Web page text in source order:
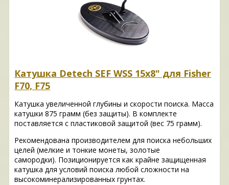
Катушка Detech SEF WSS 15x8" для Fisher
F70, F75
Катушка увеличенной глубины и скорости поиска. Масса
катушки 875 грамм (без защиты). В комплекте
поставляется с пластиковой защитой (вес 75 грамм).
Рекомендована производителем для поиска небольших
целей (мелкие и тонкие монеты, золотые
самородки). Позиционируется как крайне защищенная
катушка для условий поиска любой сложности на
высокоминерализированных грунтах.